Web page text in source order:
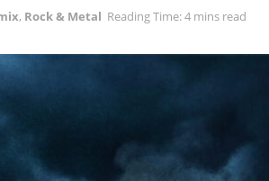
, Rock & Metal Reading Time: 4 mins read